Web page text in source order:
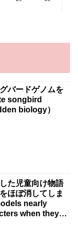
バードゲノムを
songbird
biology）
た児童向け物語
ほぼ消してしま
nearly
when they